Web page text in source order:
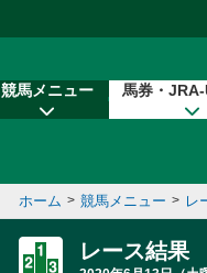
競馬メニュー 馬券・
ホーム > 競馬メニュー > レ
レース結果